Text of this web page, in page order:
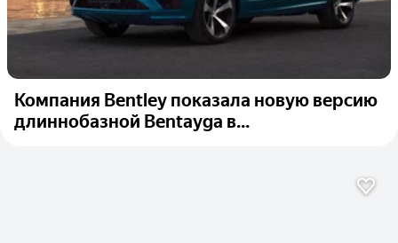
Компания Bentley показала новую версию
длиннобазной Bentayga в...